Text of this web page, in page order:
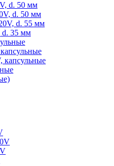
d. 50 мм
d. 50 мм
d. 55 мм
d. 35 мм
капсульные